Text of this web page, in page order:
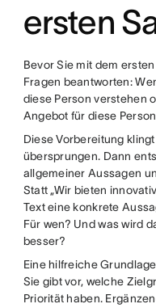
ersten
Bevor Sie mit dem
Fragen beantworten:
diese Person verstehen
Angebot für diese
Diese Vorbereitung
übersprungen. Dann
allgemeiner Aussagen
Statt „Wir bieten
Text eine konkrete
Für wen? Und was wird
besser?
Eine hilfreiche
Sie gibt vor, welche
Priorität haben.